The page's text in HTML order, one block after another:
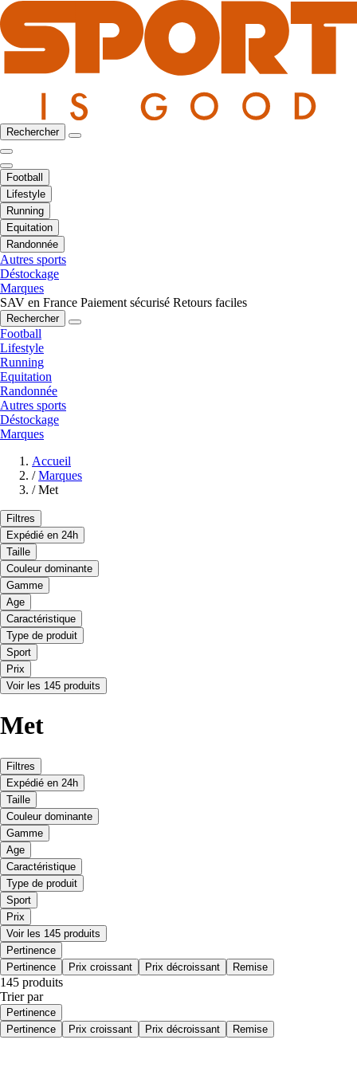
Rechercher
Football
Lifestyle
Running
Equitation
Randonnée
Autres sports
Déstockage
Marques
SAV en France Paiement sécurisé Retours faciles
Rechercher
Football
Lifestyle
Running
Equitation
Randonnée
Autres sports
Déstockage
Marques
Accueil
/ Marques
/ Met
Filtres
Expédié en 24h
Taille
Couleur dominante
Gamme
Age
Caractéristique
Type de produit
Sport
Prix
Voir les 145 produits
Met
Filtres
Expédié en 24h
Taille
Couleur dominante
Gamme
Age
Caractéristique
Type de produit
Sport
Prix
Voir les 145 produits
Pertinence
Pertinence
Prix croissant Prix décroissant Remise
145 produits
Trier par
Pertinence
Pertinence
Prix croissant Prix décroissant Remise